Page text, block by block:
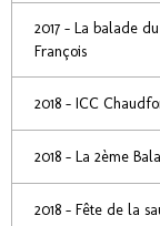
2017 - La balade
François
2018 - ICC
2018 - La 2ème
2018 - Fête de la